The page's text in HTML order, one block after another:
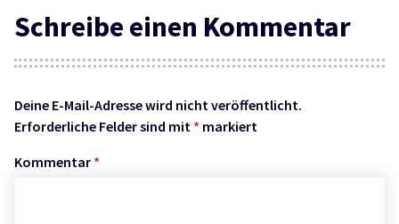
Schreibe einen Kommentar
Deine E-Mail-Adresse wird nicht veröffentlicht.
Erforderliche Felder sind mit * markiert
Kommentar *